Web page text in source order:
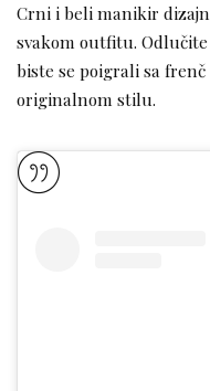
Crni i beli manikir
svakom outfitu.
biste se poigrali sa
originalnom stilu.